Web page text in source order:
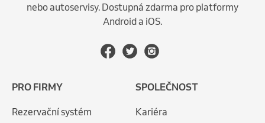
nebo autoservisy. Dostupná zdarma pro platformy
Android a iOS.
PRO FIRMY
Rezervační systém
SPOLEČNOST
Kariéra